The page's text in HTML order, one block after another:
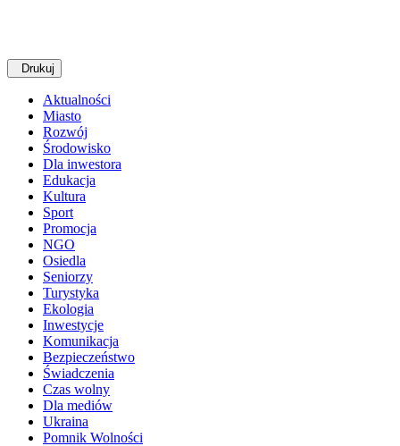
Drukuj
Aktualności
Miasto
Rozwój
Środowisko
Dla inwestora
Edukacja
Kultura
Sport
Promocja
NGO
Osiedla
Seniorzy
Turystyka
Ekologia
Inwestycje
Komunikacja
Bezpieczeństwo
Świadczenia
Czas wolny
Dla mediów
Ukraina
Pomnik Wolności